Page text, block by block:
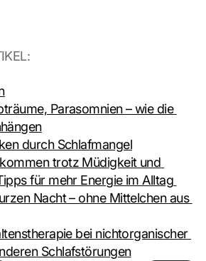
Parasomnien – wie die
durch Schlafmangel
trotz Müdigkeit und
für mehr Energie im Alltag
Nacht – ohne Mittelchen aus
bei nichtorganischer
Schlafstörungen